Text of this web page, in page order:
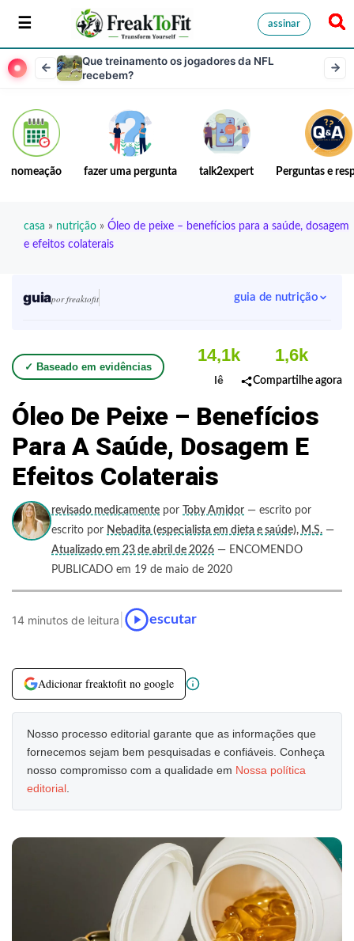
assinar
Que treinamento os jogadores da NFL
recebem?
nomeação fazer uma pergunta talk2expert Perguntas e
casa » nutrição » Óleo de peixe – benefícios para a saúde, dosagem
e efeitos colaterais
guiapor freaktofit guia de nutrição
✓ Baseado em evidências
14,1k
lê
1,6k
Compartilhe agora
Óleo De Peixe – Benefícios
Para A Saúde, Dosagem E
Efeitos Colaterais
revisado medicamente por Toby Amidor — escrito por
escrito por Nebadita (especialista em dieta e saúde), M.S. —
Atualizado em 23 de abril de 2026 — ENCOMENDO
PUBLICADO em 19 de maio de 2020
14 minutos de leitura escutar
Adicionar freaktofit no google
Nosso processo editorial garante que as informações que
fornecemos sejam bem pesquisadas e confiáveis. Conheça
nosso compromisso com a qualidade em Nossa política
editorial